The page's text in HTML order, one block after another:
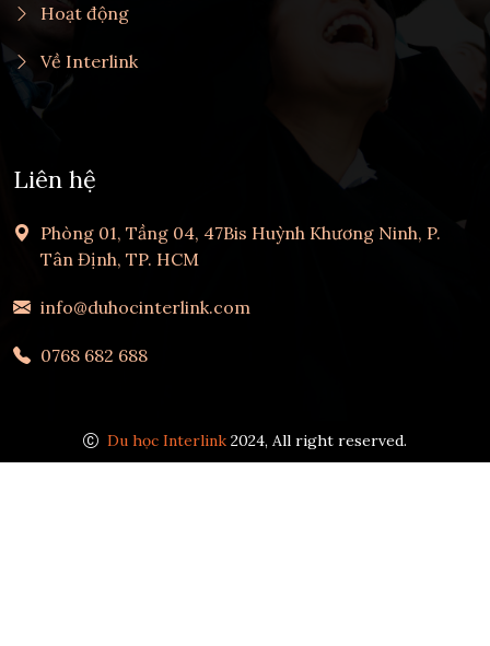
Hoạt động
Về Interlink
Liên hệ
Phòng 01, Tầng 04, 47Bis Huỳnh Khương Ninh, P.
Tân Định, TP. HCM
info@duhocinterlink.com
0768 682 688
Du học Interlink 2024, All right reserved.